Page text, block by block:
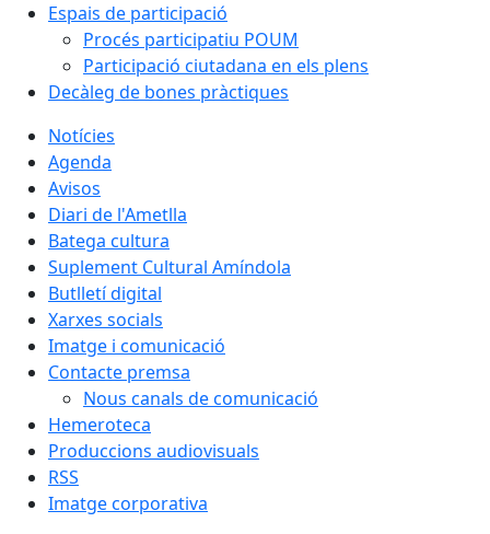
Espais de participació
Procés participatiu POUM
Participació ciutadana en els plens
Decàleg de bones pràctiques
Notícies
Agenda
Avisos
Diari de l'Ametlla
Batega cultura
Suplement Cultural Amíndola
Butlletí digital
Xarxes socials
Imatge i comunicació
Contacte premsa
Nous canals de comunicació
Hemeroteca
Produccions audiovisuals
RSS
Imatge corporativa